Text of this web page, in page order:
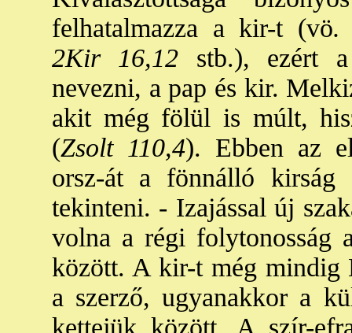
felhatalmazza a kir-t (vö.
2Kir 16,12 stb.), ezért
nevezni, a pap és kir.
akit még fölül is múlt,
(Zsolt 110,4). Ebben az
orsz-át a fönnálló kirság
tekinteni. - Izajással új
volna a régi folytonosság
között. A kir-t még mindig
a szerző, ugyanakkor a
kettejük között. A szír-